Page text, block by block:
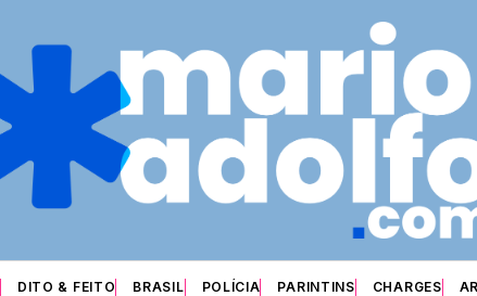
DITO & FEITO BRASIL POLÍCIA PARINTINS CHARGES